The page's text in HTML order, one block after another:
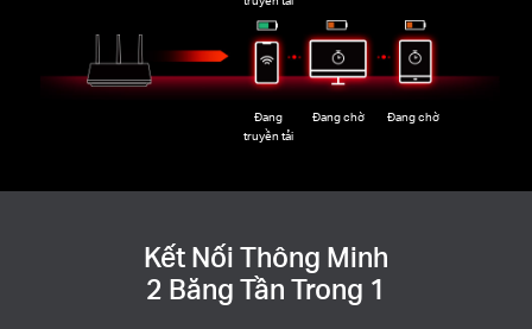
Đang
truyền tải
Đang chờ Đang chờ
Kết Nối Thông Minh
2 Băng Tần Trong 1